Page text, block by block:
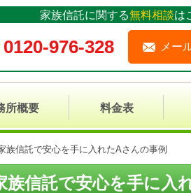
家族信託に関する無料相談は
0120-976-328 メー
所概要 料金表
信託で安心を手に入れたAさんの事例
信託で安心を手に入